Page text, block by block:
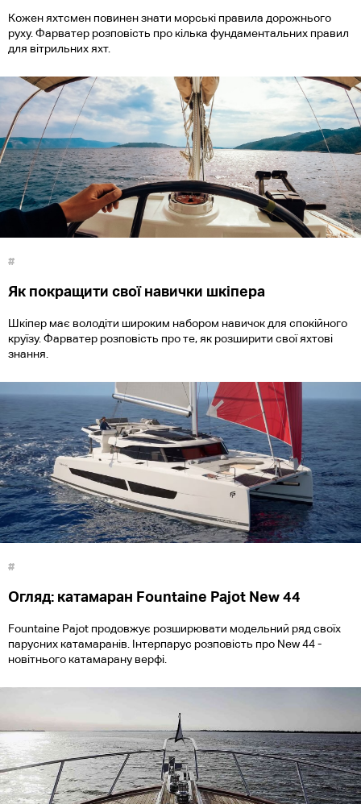
Кожен яхтсмен повинен знати морські правила дорожнього
руху. Фарватер розповість про кілька фундаментальних правил
для вітрильних яхт.
#
Як покращити свої навички шкіпера
Шкіпер має володіти широким набором навичок для спокійного
круїзу. Фарватер розповість про те, як розширити свої яхтові
знання.
#
Огляд: катамаран Fountaine Pajot New 44
Fountaine Pajot продовжує розширювати модельний ряд своїх
парусних катамаранів. Інтерпарус розповість про New 44 -
новітнього катамарану верфі.